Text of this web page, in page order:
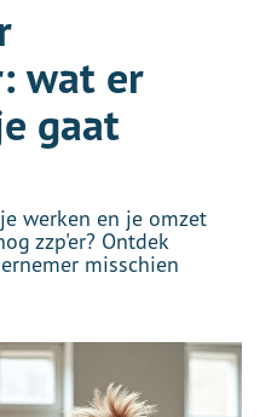
wat er
gaat
werken en je omzet
zzp'er? Ontdek
misschien